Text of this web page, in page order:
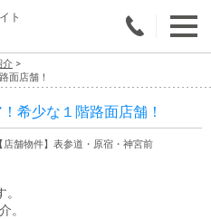
ト
介
面店舗！
希少な１階路面店舗！
舗物件】表参道・原宿・神宮前
。
。